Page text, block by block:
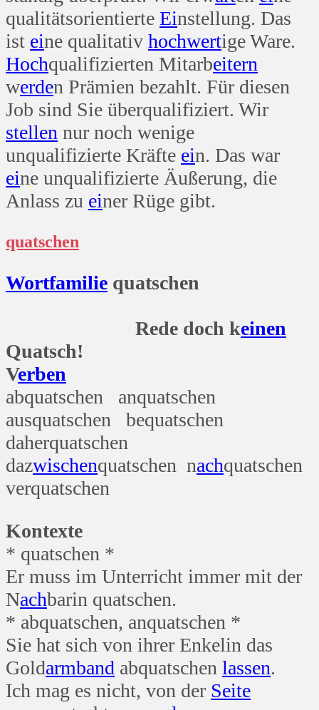
qualitätsorientierte Einstellung. Das
ist eine qualitativ hochwertige Ware.
Hochqualifizierten Mitarbeitern
werden Prämien bezahlt. Für diesen
Job sind Sie überqualifiziert. Wir
stellen nur noch wenige
unqualifizierte Kräfte ein. Das war
eine unqualifizierte Äußerung, die
Anlass zu einer Rüge gibt.
quatschen
Wortfamilie quatschen
Rede doch keinen
Quatsch!
Verben
abquatschen anquatschen
ausquatschen bequatschen
daherquatschen
dazwischenquatschen nachquatschen
verquatschen
Kontexte
* quatschen *
Er muss im Unterricht immer mit der
Nachbarin quatschen.
* abquatschen, anquatschen *
Sie hat sich von ihrer Enkelin das
Goldarmband abquatschen lassen.
Ich mag es nicht, von der Seite